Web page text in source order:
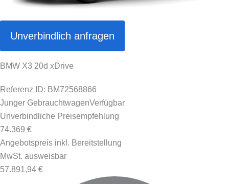
Unverbindlich anfragen
BMW X3 20d xDrive
Referenz ID: BM72568866
Junger GebrauchtwagenVerfügbar
Unverbindliche Preisempfehlung
74.369 €
Angebotspreis inkl. Bereitstellung
MwSt. ausweisbar
57.891,94 €